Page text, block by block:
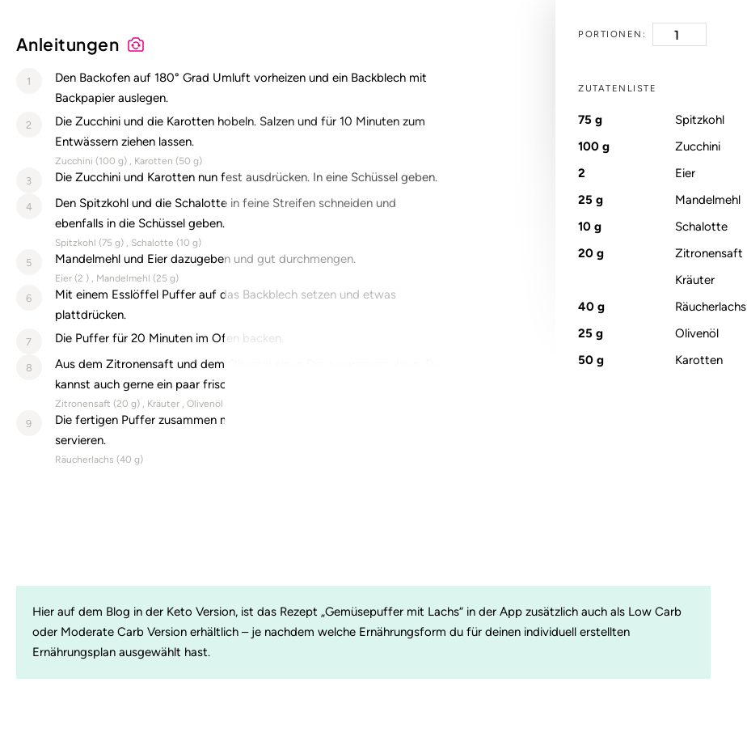
PORTIONEN:
ZUTATENLISTE
75 g
Spitzkohl
100 g
Zucchini
2
Eier
25 g
Mandelmehl
10 g
Schalotte
20 g
Zitronensaft
Kräuter
40 g
Räucherlachs
25 g
Olivenöl
50 g Karotten
Anleitungen
1
Den Backofen auf 180° Grad Umluft vorheizen und ein Backblech mit
Backpapier auslegen.
2
Die Zucchini und die Karotten hobeln. Salzen und für 10 Minuten zum
Entwässern ziehen lassen.
Zucchini (100 g) Karotten (50 g)
3 Die Zucchini und Karotten nun fest ausdrücken. In eine Schüssel geben.
4
Den Spitzkohl und die Schalotte in feine Streifen schneiden und
ebenfalls in die Schüssel geben.
Spitzkohl (75g) Schalotte (10 g)
5 Mandelmehl und Eier dazugeben und gut durchmengen.
Eier (2 ) Mandelmehl (25g)
6
Mit einem Esslöffel Puffer auf das Backblech setzen und etwas
plattdrücken.
7 Die Puffer für 20 Minuten im Ofen backen.
8
Aus dem Zitronensaft und dem Olivenöl einen Dip zusammenrühren. Du
kannst auch gerne ein paar frische Kräuter hineingeben.
Zitronensaft (20 g) Kräuter Olivenöl (
9
Die fertigen Puffer zusammen mit Lachs und dem Zitronendip
servieren.
Räucherlachs (40 g)
Hier auf dem Blog in der Keto Version, ist das Rezept „Gemüsepuffer mit Lachs“ in der App zusätzlich auch als Low Carb
oder Moderate Carb Version erhältlich – je nachdem welche Ernährungsform du für deinen individuell erstellten
Ernährungsplan ausgewählt hast.